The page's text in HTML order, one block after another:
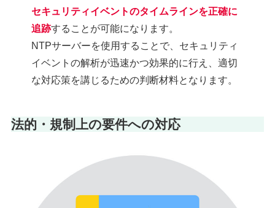
セキュリティイベントのタイムラインを正確に
追跡することが可能になります。
NTPサーバーを使用することで、セキュリティ
イベントの解析が迅速かつ効果的に行え、適切
な対応策を講じるための判断材料となります。
法的・規制上の要件への対応